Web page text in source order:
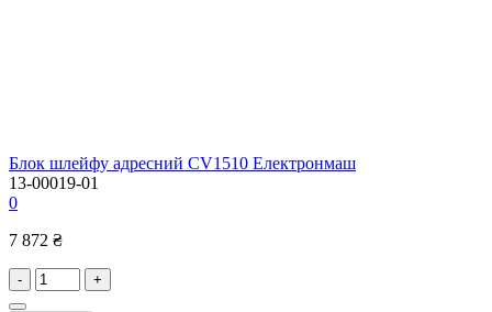
Блок шлейфу адресний CV1510 Електронмаш
13-00019-01
0
7 872 ₴
- +